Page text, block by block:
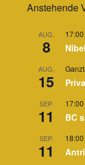
Anstehende
AUG.
8
17:00
AUG.
15
SEP.
11
17:00
BC
SEP.
11
18:00